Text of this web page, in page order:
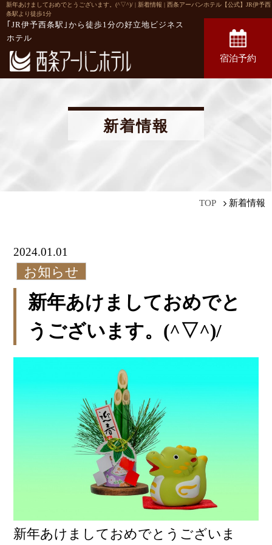
新年あけましておめでとうございます。(^▽^)/ | 新着情報 | 西条アーバンホテル【公式】JR伊予西
条駅より徒歩1分
｢JR伊予西条駅｣から徒歩1分の好立地ビジネス
ホテル
宿泊予約
新着情報
TOP 新着情報
2024.01.01
お知らせ
新年あけましておめでと
うございます。(^▽^)/
新年あけましておめでとうございま